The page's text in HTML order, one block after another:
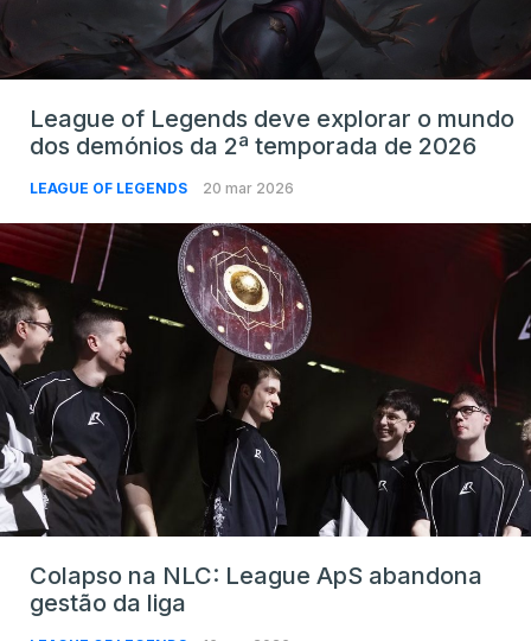
League of Legends deve explorar o mundo
dos demónios da 2ª temporada de 2026
LEAGUE OF LEGENDS 20 mar 2026
Colapso na NLC: League ApS abandona
gestão da liga